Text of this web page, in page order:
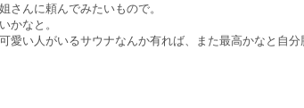
さんに頼んでみたいもので。
かなと。
い人がいるサウナなんか有れば、また最高かなと自分